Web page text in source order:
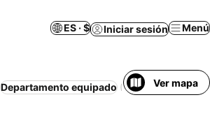
ES · $ Iniciar sesión Menú
Departamento equipado Resort Ver mapa